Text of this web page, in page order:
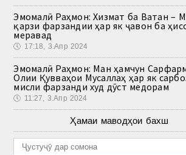
Эмомалӣ Раҳмон: Хизмат ба Ватан –
қарзи фарзандии ҳар як ҷавон ба
меравад
🕔 17:18, 3.Апр 2024
Эмомалӣ Раҳмон: Ман ҳамчун
Олии Қувваҳои Мусаллаҳ ҳар як
мисли фарзанди худ дӯст медорам
🕔 11:27, 3.Апр 2024
Ҳамаи маводҳои бахш